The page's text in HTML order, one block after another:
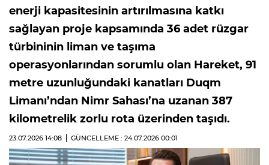
enerji kapasitesinin artırılmasına katkı
sağlayan proje kapsamında 36 adet rüzgar
türbininin liman ve taşıma
operasyonlarından sorumlu olan Hareket, 91
metre uzunluğundaki kanatları Duqm
Limanı’ndan Nimr Sahası’na uzanan 387
kilometrelik zorlu rota üzerinden taşıdı.
23.07.2026 14:08 GÜNCELLEME : 24.07.2026 00:01